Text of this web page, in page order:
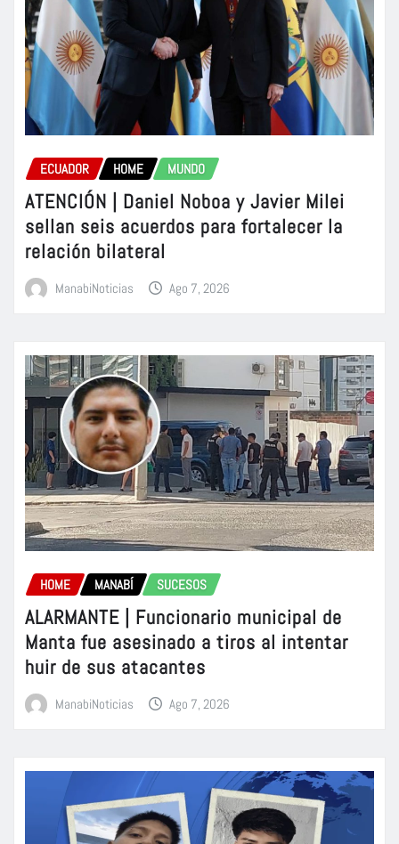
ECUADOR HOME MUNDO
ATENCIÓN | Daniel Noboa y Javier Milei
sellan seis acuerdos para fortalecer la
relación bilateral
ManabiNoticias Ago 7, 2026
HOME MANABÍ SUCESOS
ALARMANTE | Funcionario municipal de
Manta fue asesinado a tiros al intentar
huir de sus atacantes
ManabiNoticias Ago 7, 2026